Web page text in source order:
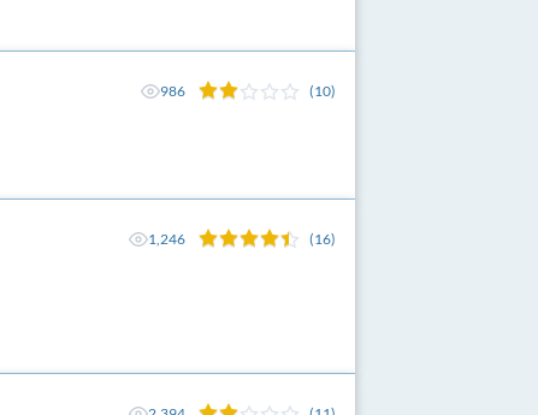
986 (10)
1,246 (16)